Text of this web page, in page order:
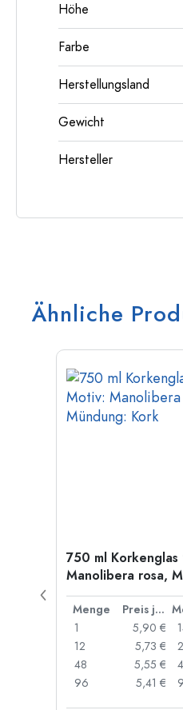
Höhe
Farbe
Herstellungsland
Gewicht
Hersteller
Ähnliche
750 ml
Manolibera rosa,
Menge Preis je Stück
1
5,90 €
12
5,73 €
48
5,55 €
96
5,41 €